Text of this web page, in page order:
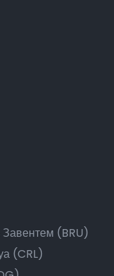
(BRU)
(CRL)